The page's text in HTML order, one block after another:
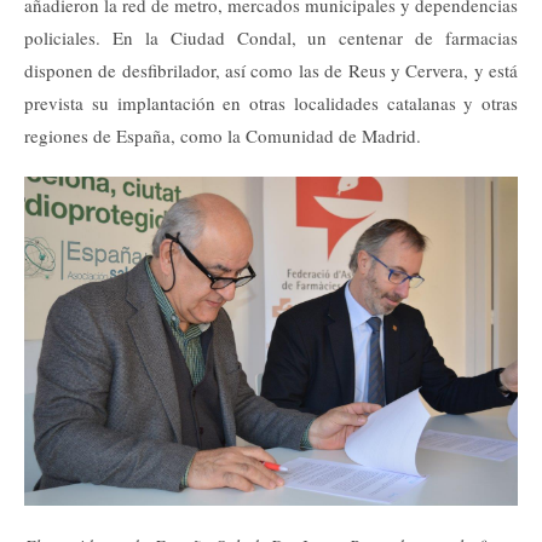
añadieron la red de metro, mercados municipales y dependencias
policiales. En la Ciudad Condal, un centenar de farmacias
disponen de desfibrilador, así como las de Reus y Cervera, y está
prevista su implantación en otras localidades catalanas y otras
regiones de España, como la Comunidad de Madrid.